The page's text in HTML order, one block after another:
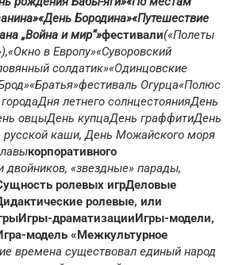
«День Бородина»«Путешествие
„Война и мир“»фестивали(«Полеты
«Окно в Европу»«Суворовский
солдатик»«Одинцовские
«Братья»фестиваль Огурца«Полюс
Дня летнего солнцестоянияДень
овцыДень купцаДень граффитиДень
русской каши, День Можайского моря
корпоративного
двойников, «звездные» парады,
ролевых игрДеловые
ролевые, или
Игры-драматизацииИгры-модели,
модель «Межкультурное
времена существовал единый народ